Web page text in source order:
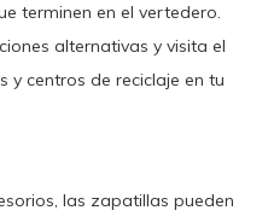
terminen en el vertedero.
alternativas y visita el
y centros de reciclaje en tu
las zapatillas pueden